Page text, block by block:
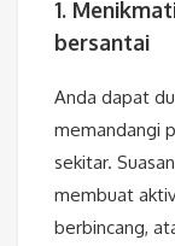
1.
bersantai
Anda dapat
memandangi
sekitar.
membuat
berbincang,